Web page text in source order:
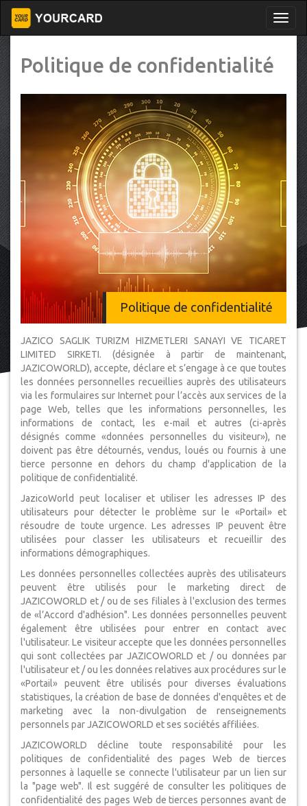
Politique de confidentialité
Politique de confidentialité
JAZICO SAGLIK TURIZM HIZMETLERI SANAYI VE TICARET
LIMITED SIRKETI. (désignée à partir de maintenant,
JAZICOWORLD), accepte, déclare et s’engage à ce que toutes
les données personnelles recueillies auprès des utilisateurs
via les formulaires sur Internet pour l’accès aux services de la
page Web, telles que les informations personnelles, les
informations de contact, les e-mail et autres (ci-après
désignés comme «données personnelles du visiteur»), ne
doivent pas être détournés, vendus, loués ou fournis à une
tierce personne en dehors du champ d'application de la
politique de confidentialité.
JazicoWorld peut localiser et utiliser les adresses IP des
utilisateurs pour détecter le problème sur le «Portail» et
résoudre de toute urgence. Les adresses IP peuvent être
utilisées pour classer les utilisateurs et recueillir des
informations démographiques.
Les données personnelles collectées auprès des utilisateurs
peuvent être utilisés pour le marketing direct de
JAZICOWORLD et / ou de ses filiales à l'exclusion des termes
de «l’Accord d'adhésion". Les données personnelles peuvent
également être utilisées pour entrer en contact avec
l'utilisateur. Le visiteur accepte que les données personnelles
qui sont collectées par JAZICOWORLD et / ou données par
l'utilisateur et / ou les données relatives aux procédures sur le
«Portail» peuvent être utilisés pour diverses évaluations
statistiques, la création de base de données d'enquêtes et de
marketing avec la non-divulgation de renseignements
personnels par JAZICOWORLD et ses sociétés affiliées.
JAZICOWORLD décline toute responsabilité pour les
politiques de confidentialité des pages Web de tierces
personnes à laquelle se connecte l'utilisateur par un lien sur
la "page web". Il est suggéré de consulter les politiques de
confidentialité des pages Web de tierces personnes avant de